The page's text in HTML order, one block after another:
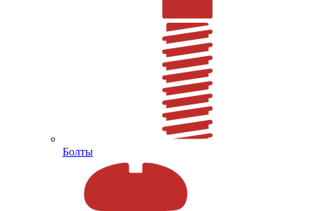
Болты